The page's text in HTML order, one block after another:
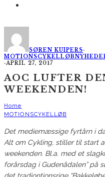
SØREN KUIPERS·
MOTIONSCYKELLØB
·APRIL 27, 2017
AOC LUFTER
WEEKENDEN!
Home
MOTIONSCYKELLØB
Det mediemæssige fyrtårn i
Alt om Cykling, stiller til start
weekenden. Bl.a. med et
forårsdag i Gudenådalen” på
det tradiontionsrige